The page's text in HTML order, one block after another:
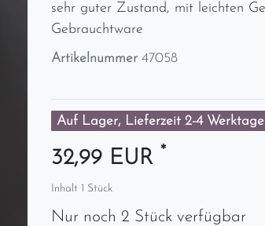
sehr guter Zustand, mit leichten
Gebrauchtware
Artikelnummer 47058
Auf Lager, Lieferzeit 2-4
32,99 EUR *
Inhalt 1 Stück
Nur noch 2 Stück verfügbar